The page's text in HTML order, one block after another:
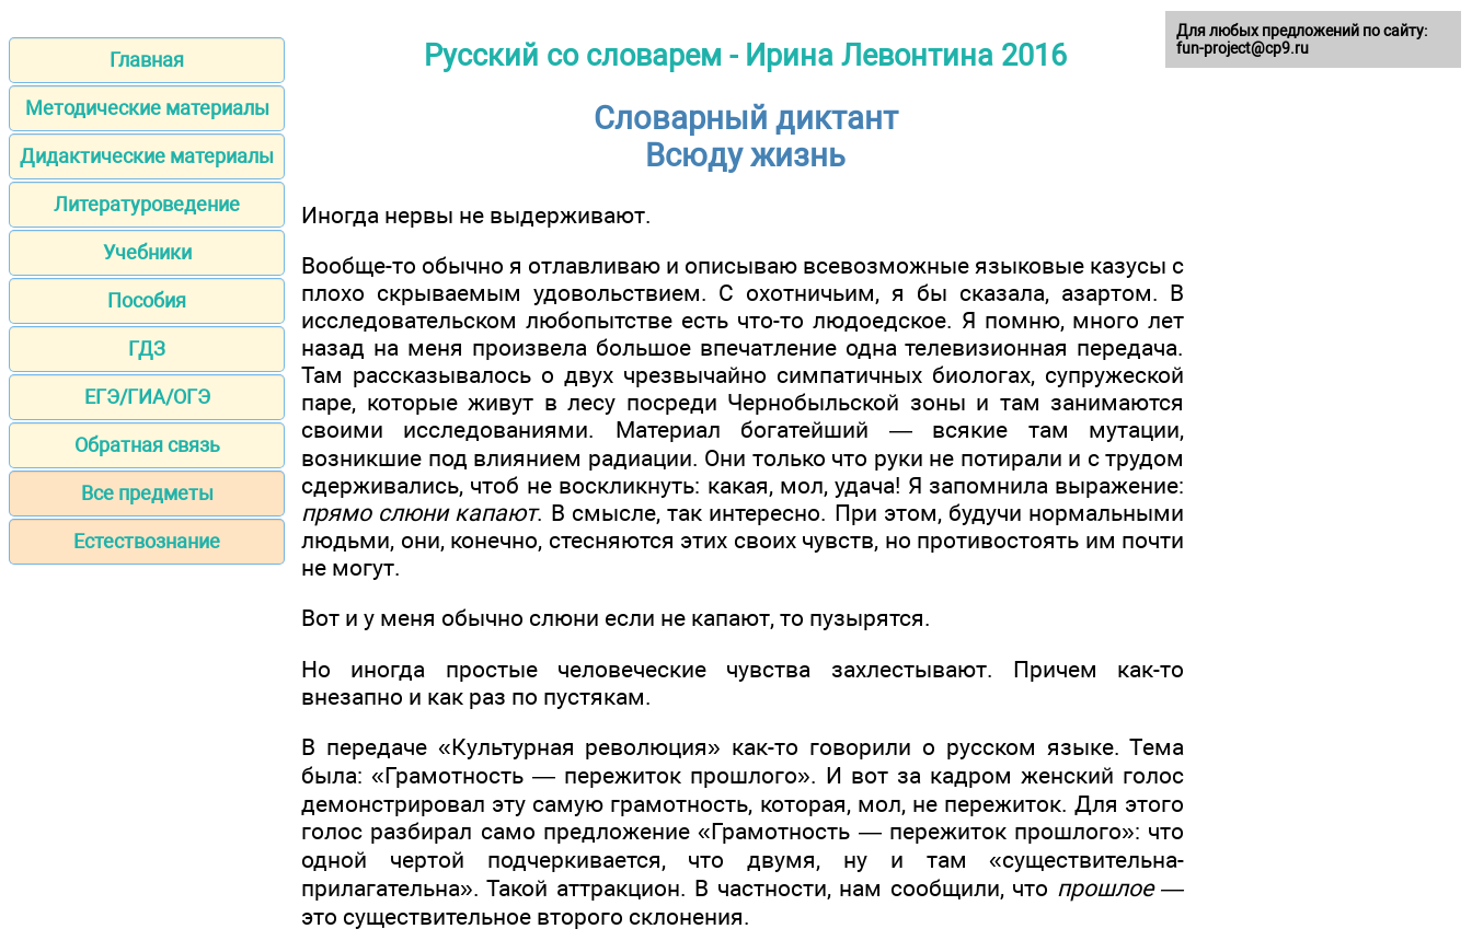
Главная
Методические материалы
Дидактические материалы
Литературоведение
Учебники
Пособия
ГДЗ
ЕГЭ/ГИА/ОГЭ
Обратная связь
Все предметы
Естествознание
Русский со словарем - Ирина Левонтина 2016
Словарный диктант
Всюду жизнь
Иногда нервы не выдерживают.
Вообще-то обычно я отлавливаю и описываю всевозможные языковые казусы с
плохо скрываемым удовольствием. С охотничьим, я бы сказала, азартом. В
исследовательском любопытстве есть что-то людоедское. Я помню, много лет
назад на меня произвела большое впечатление одна телевизионная передача.
Там рассказывалось о двух чрезвычайно симпатичных биологах, супружеской
паре, которые живут в лесу посреди Чернобыльской зоны и там занимаются
своими исследованиями. Материал богатейший — всякие там мутации,
возникшие под влиянием радиации. Они только что руки не потирали и с трудом
сдерживались, чтоб не воскликнуть: какая, мол, удача! Я запомнила выражение:
прямо слюни капают. В смысле, так интересно. При этом, будучи нормальными
людьми, они, конечно, стесняются этих своих чувств, но противостоять им почти
не могут.
Вот и у меня обычно слюни если не капают, то пузырятся.
Но иногда простые человеческие чувства захлестывают. Причем как-то
внезапно и как раз по пустякам.
В передаче «Культурная революция» как-то говорили о русском языке. Тема
была: «Грамотность — пережиток прошлого». И вот за кадром женский голос
демонстрировал эту самую грамотность, которая, мол, не пережиток. Для этого
голос разбирал само предложение «Грамотность — пережиток прошлого»: что
одной чертой подчеркивается, что двумя, ну и там «существительна-
прилагательна». Такой аттракцион. В частности, нам сообщили, что прошлое —
это существительное второго склонения.
Для любых предложений по сайту:
fun-project@cp9.ru